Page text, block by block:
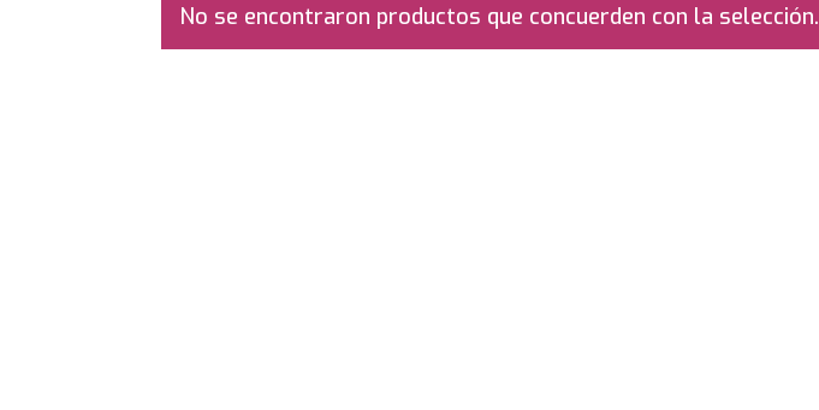
No se encontraron productos que concuerden con la selección.